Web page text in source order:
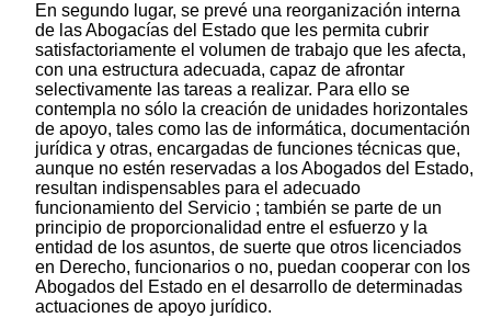
En segundo lugar, se prevé una reorganización interna
de las Abogacías del Estado que les permita cubrir
satisfactoriamente el volumen de trabajo que les afecta,
con una estructura adecuada, capaz de afrontar
selectivamente las tareas a realizar. Para ello se
contempla no sólo la creación de unidades horizontales
de apoyo, tales como las de informática, documentación
jurídica y otras, encargadas de funciones técnicas que,
aunque no estén reservadas a los Abogados del Estado,
resultan indispensables para el adecuado
funcionamiento del Servicio ; también se parte de un
principio de proporcionalidad entre el esfuerzo y la
entidad de los asuntos, de suerte que otros licenciados
en Derecho, funcionarios o no, puedan cooperar con los
Abogados del Estado en el desarrollo de determinadas
actuaciones de apoyo jurídico.